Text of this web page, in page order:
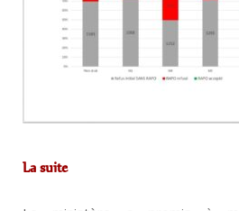
La suite